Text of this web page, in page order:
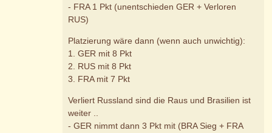
- FRA 1 Pkt (unentschieden GER + Verloren
RUS)
Platzierung wäre dann (wenn auch unwichtig):
1. GER mit 8 Pkt
2. RUS mit 8 Pkt
3. FRA mit 7 Pkt
Verliert Russland sind die Raus und Brasilien ist
weiter ..
- GER nimmt dann 3 Pkt mit (BRA Sieg + FRA